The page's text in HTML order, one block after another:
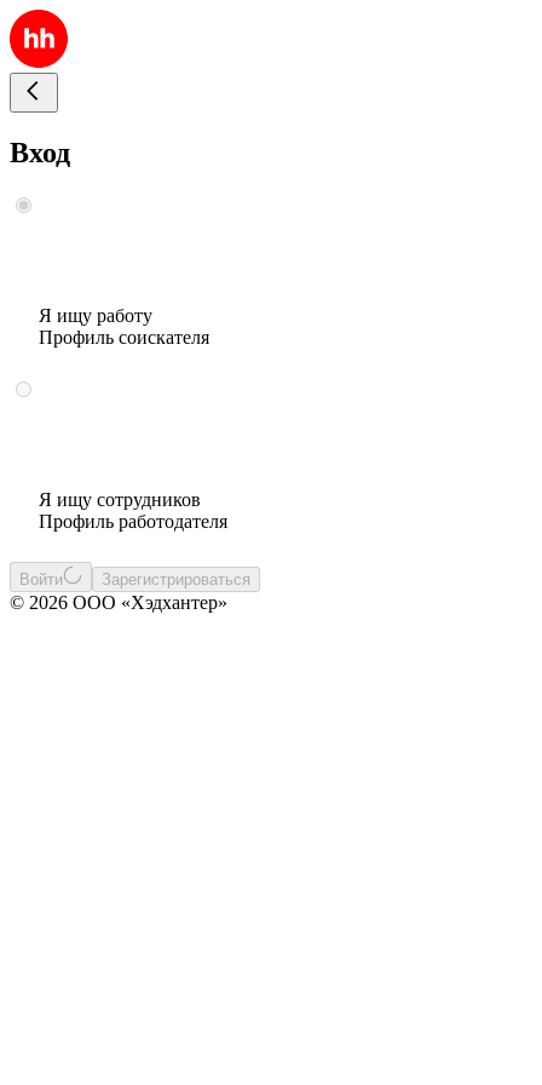
Вход
Я ищу работу
Профиль соискателя
Я ищу сотрудников
Профиль работодателя
Войти Зарегистрироваться
© 2026 ООО «Хэдхантер»